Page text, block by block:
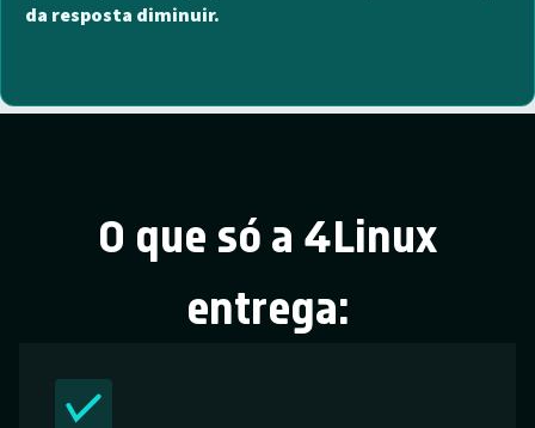
da resposta diminuir.
O que só a 4Linux
entrega: